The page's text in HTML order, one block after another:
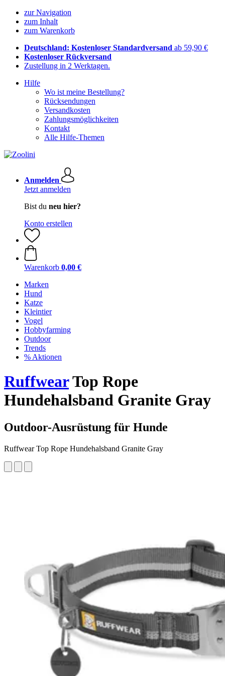
zur Navigation
zum Inhalt
zum Warenkorb
Deutschland: Kostenloser Standardversand ab 59,90 €
Kostenloser Rückversand
Zustellung in 2 Werktagen.
Hilfe
Wo ist meine Bestellung?
Rücksendungen
Versandkosten
Zahlungsmöglichkeiten
Kontakt
Alle Hilfe-Themen
Anmelden
Jetzt anmelden
Bist du neu hier?
Konto erstellen
Warenkorb 0,00 €
Marken
Hund
Katze
Kleintier
Vogel
Hobbyfarming
Outdoor
Trends
% Aktionen
RuffwearTop Rope
Hundehalsband Granite Gray
Outdoor-Ausrüstung für Hunde
Ruffwear Top Rope Hundehalsband Granite Gray